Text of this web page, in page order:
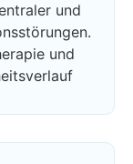
und
und